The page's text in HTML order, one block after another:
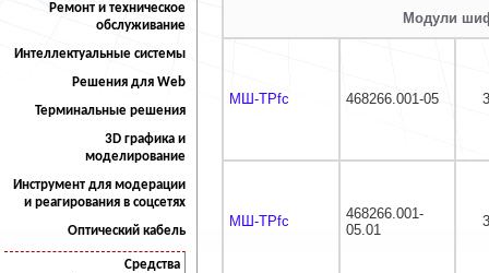
Ремонт и техническое
обслуживание
Интеллектуальные системы
Решения для Web
Терминальные решения
3D графика и
моделирование
Инструмент для модерации
и реагирования в соцсетях
Оптический кабель
Средства
Модули
МШ-ТРfc 468266.001-05
МШ-ТРfc
468266.001-
05.01